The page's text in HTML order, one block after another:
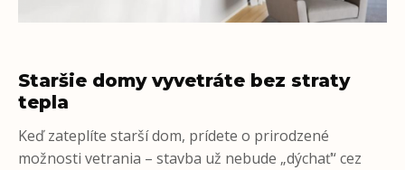
Staršie domy vyvetráte bez straty
tepla
Keď zateplíte starší dom, prídete o prirodzené
možnosti vetrania – stavba už nebude „dýchať“ cez